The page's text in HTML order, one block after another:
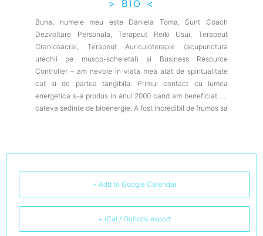
> BIO <
Buna, numele meu este Daniela Toma, Sunt Coach
Dezvoltare Personala, Terapeut Reiki Usui, Terapeut
Craniosacral, Terapeut Auriculoterapie (acupunctura
urechii pe musco-scheletal) si Business Resource
Controller – am nevoie in viata mea atat de spiritualitate
cat si de partea tangibila. Primul contact cu lumea
energetica s-a produs in anul 2000 cand am beneficiat de
cateva sedinte de bioenergie. A fost incredibil de frumos sa
de meditati si starea de vindecare. In 2018 am primit cadou
Suflet” scrisa de Valeria si Vladimir Dubkovskyi. Aceasta
carte a dat startul pe drumul trezirii si spiritualitatii. De la
trezire si spiritualitate pana la a deveni un vindicator
+ Add to Google Calendar
+ iCal / Outlook export